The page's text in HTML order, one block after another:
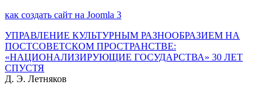
как создать сайт на Joomla 3
УПРАВЛЕНИЕ КУЛЬТУРНЫМ РАЗНООБРАЗИЕМ НА
ПОСТСОВЕТСКОМ ПРОСТРАНСТВЕ:
«НАЦИОНАЛИЗИРУЮЩИЕ ГОСУДАРСТВА» 30 ЛЕТ
СПУСТЯ
Д. Э. Летняков